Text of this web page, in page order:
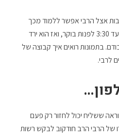
אצל הרבי אפשר ללמוד מכך
שהרבי המתין בחדרו לקבוצה עד 3:30 לפנות בוקר, ואז הוא ירד
בתמונות רואים איך קבוצה של
לרבי.
ששליח יכול לחזור רק פעם
של הרבי הרב חודקוב לבקש רשות